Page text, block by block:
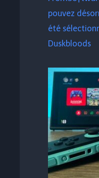
pouvez
été
Duskbloods